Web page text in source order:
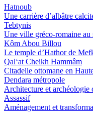
Hatnoub
Une carrière d’albâtre
Tebtynis
Une ville gréco-romaine au
Kôm Abou Billou
Le temple d’Hathor de
Qal‘at Cheikh Hammâm
Citadelle ottomane en
Dendara métropole
Architecture et archéologie
Assassif
Aménagement et